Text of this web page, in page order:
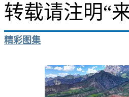
转载请注明“
精彩图集